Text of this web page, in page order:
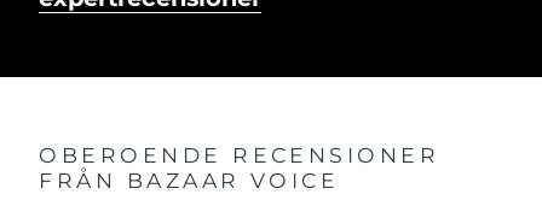
OBEROENDE RECENSIONER
FRÅN BAZAAR VOICE